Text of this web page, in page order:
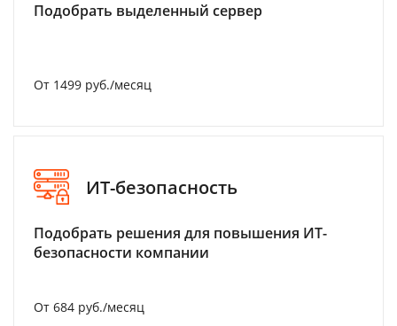
Подобрать выделенный сервер
От 1499 руб./месяц
ИТ-безопасность
Подобрать решения для повышения ИТ-
безопасности компании
От 684 руб./месяц